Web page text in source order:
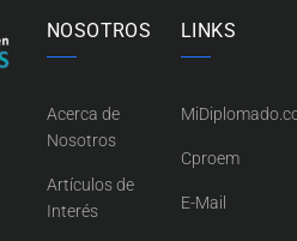
NOSOTROS
Acerca de
Nosotros
Artículos de
Interés
LINKS
Cproem
E-Mail